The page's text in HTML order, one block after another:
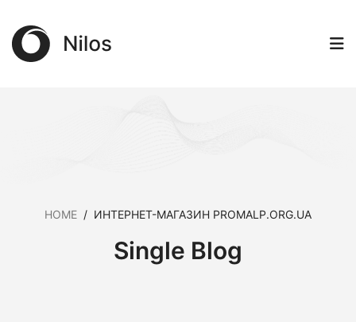
HOME / ИНТЕРНЕТ-МАГАЗИН PROMALP.ORG.UA
Single Blog